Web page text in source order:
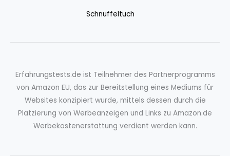
Schnuffeltuch
Erfahrungstests.de ist Teilnehmer des Partnerprogramms
von Amazon EU, das zur Bereitstellung eines Mediums für
Websites konzipiert wurde, mittels dessen durch die
Platzierung von Werbeanzeigen und Links zu Amazon.de
Werbekostenerstattung verdient werden kann.